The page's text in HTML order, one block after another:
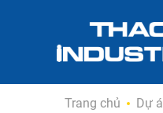
Trang chủ Dự